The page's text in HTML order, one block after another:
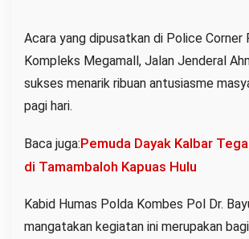
n
G
t
Acara yang dipusatkan di Police Corner
Kompleks Megamall, Jalan Jenderal
sukses menarik ribuan antusiasme
pagi hari.
Baca juga:Pemuda Dayak Kalbar
di Tamambaloh Kapuas Hulu
Kabid Humas Polda Kombes Pol Dr.
mangatakan kegiatan ini merupakan